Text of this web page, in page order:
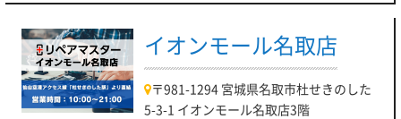
イオンモール名取店
〒981-1294 宮城県名取市杜せきのした
5-3-1 イオンモール名取店3階